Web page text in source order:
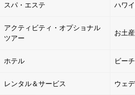
スパ・エステ ハワ
アクティビティ・オプショナル
ツアー
お土産
ホテル ビーチ
レンタル＆サービス ウェ